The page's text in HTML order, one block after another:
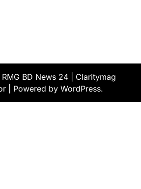
RMG BD News 24 | Claritymag
| Powered by WordPress.